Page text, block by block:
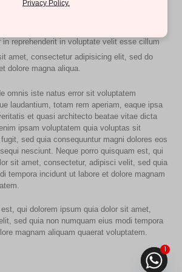
in reprehenderit in voluptate velit esse cillum
amet, consectetur adipisicing elit, sed do
dolore magna aliqua.
omnis iste natus error sit voluptatem
laudantium, totam rem aperiam, eaque ipsa
et quasi architecto beatae vitae dicta
ipsam voluptatem quia voluptas sit
sed quia consequuntur magni dolores eos
nesciunt. Neque porro quisquam est, qui
sit amet, consectetur, adipisci velit, sed quia
tempora incidunt ut labore et dolore magnam
qui dolorem ipsum quia dolor sit amet,
sed quia non numquam eius modi tempora
magnam aliquam quaerat voluptatem.
Privacy Policy.
1